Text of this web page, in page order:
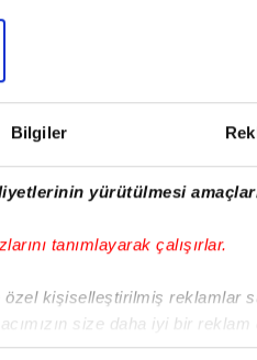
Bilgiler
yürütülmesi
tanımlayarak çalışırlar.
kişiselleştirilmiş reklamlar
size daha iyi bir
çabayı gösterdiğimizi ve bu